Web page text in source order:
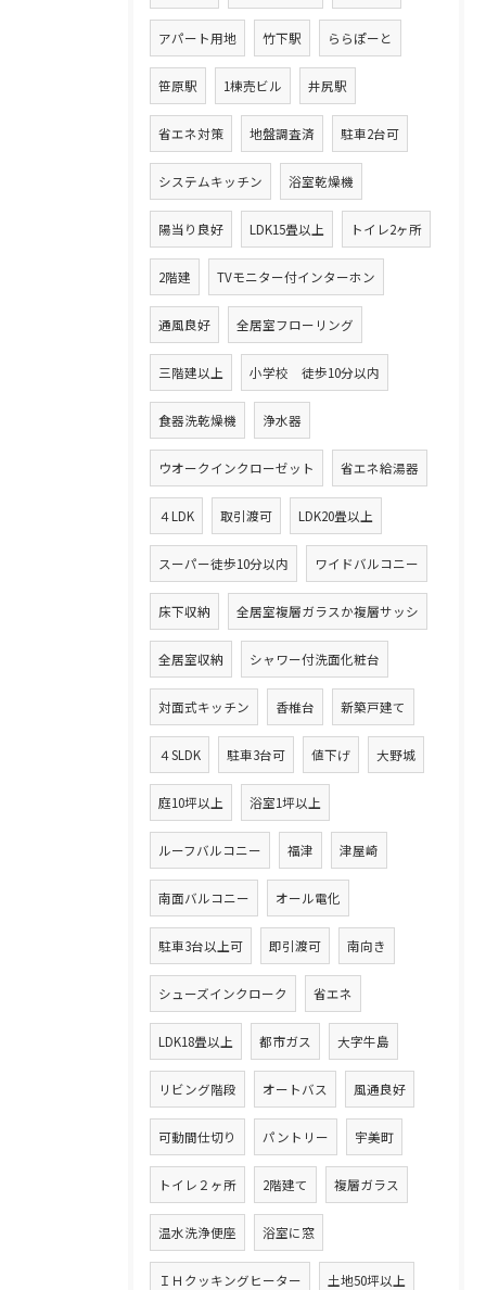
アパート用地 竹下駅 ららぽーと
笹原駅 1棟売ビル 井尻駅
省エネ対策 地盤調査済 駐車2台可
システムキッチン 浴室乾燥機
陽当り良好 LDK15畳以上 トイレ2ヶ所
2階建 TVモニター付インターホン
通風良好 全居室フローリング
三階建以上 小学校 徒歩10分以内
食器洗乾燥機 浄水器
ウオークインクローゼット 省エネ給湯器
４LDK 取引渡可 LDK20畳以上
スーパー徒歩10分以内 ワイドバルコニー
床下収納 全居室複層ガラスか複層サッシ
全居室収納 シャワー付洗面化粧台
対面式キッチン 香椎台 新築戸建て
４SLDK 駐車3台可 値下げ 大野城
庭10坪以上 浴室1坪以上
ルーフバルコニー 福津 津屋崎
南面バルコニー オール電化
駐車3台以上可 即引渡可 南向き
シューズインクローク 省エネ
LDK18畳以上 都市ガス 大字牛島
リビング階段 オートバス 風通良好
可動間仕切り パントリー 宇美町
トイレ２ヶ所 2階建て 複層ガラス
温水洗浄便座 浴室に窓
ＩＨクッキングヒーター 土地50坪以上